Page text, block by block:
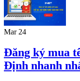
Mar 24
Đăng ký mua
Định nhanh